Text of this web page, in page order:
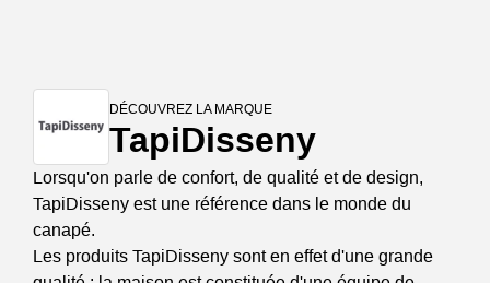
DÉCOUVREZ LA MARQUE
TapiDisseny
Lorsqu'on parle de confort, de qualité et de design,
TapiDisseny est une référence dans le monde du
canapé.
Les produits TapiDisseny sont en effet d'une grande